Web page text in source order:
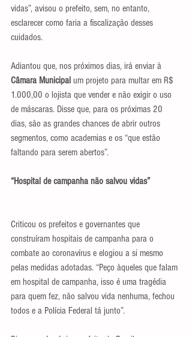
vidas”, avisou o prefeito, sem, no entanto,
esclarecer como faria a fiscalização desses
cuidados.
Adiantou que, nos próximos dias, irá enviar à
Câmara Municipal um projeto para multar em R$
1.000,00 o lojista que vender e não exigir o uso
de máscaras. Disse que, para os próximas 20
dias, são as grandes chances de abrir outros
segmentos, como academias e os “que estão
faltando para serem abertos”.
“Hospital de campanha não salvou vidas”
Criticou os prefeitos e governantes que
construíram hospitais de campanha para o
combate ao coronavírus e elogiou a si mesmo
pelas medidas adotadas. “Peço àqueles que falam
em hospital de campanha, isso é uma tragédia
para quem fez, não salvou vida nenhuma, fechou
todos e a Polícia Federal tá junto”.